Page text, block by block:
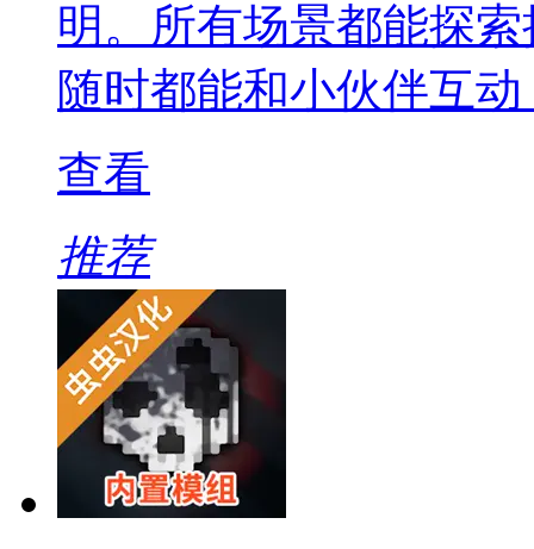
明。所有场景都能探
随时都能和小伙伴互
查看
推荐